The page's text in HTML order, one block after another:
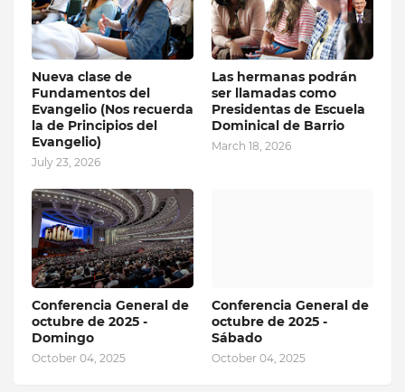
Nueva clase de
Fundamentos del
Evangelio (Nos recuerda
la de Principios del
Evangelio)
July 23, 2026
Las hermanas podrán
ser llamadas como
Presidentas de Escuela
Dominical de Barrio
March 18, 2026
Conferencia General de
octubre de 2025 -
Domingo
October 04, 2025
Conferencia General de
octubre de 2025 -
Sábado
October 04, 2025